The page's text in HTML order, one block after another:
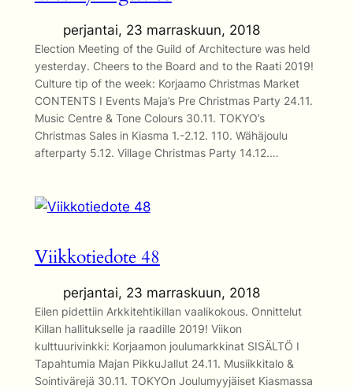
perjantai, 23 marraskuun, 2018
Election Meeting of the Guild of Architecture was held
yesterday. Cheers to the Board and to the Raati 2019!
Culture tip of the week: Korjaamo Christmas Market
CONTENTS I Events Maja’s Pre Christmas Party 24.11.
Music Centre & Tone Colours 30.11. TOKYO’s
Christmas Sales in Kiasma 1.-2.12. 110. Wähäjoulu
afterparty 5.12. Village Christmas Party 14.12.…
Viikkotiedote 48
perjantai, 23 marraskuun, 2018
Eilen pidettiin Arkkitehtikillan vaalikokous. Onnittelut
Killan hallitukselle ja raadille 2019! Viikon
kulttuurivinkki: Korjaamon joulumarkkinat SISÄLTÖ I
Tapahtumia Majan PikkuJallut 24.11. Musiikkitalo &
Sointivärejä 30.11. TOKYOn Joulumyyjäiset Kiasmassa